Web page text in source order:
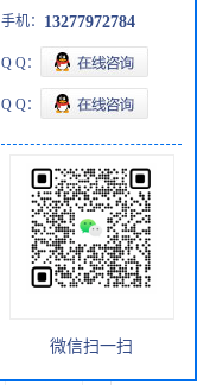
订购产品
订购产品
订购产品
手机： 13277972784
Q Q：
Q Q：
微信扫一扫